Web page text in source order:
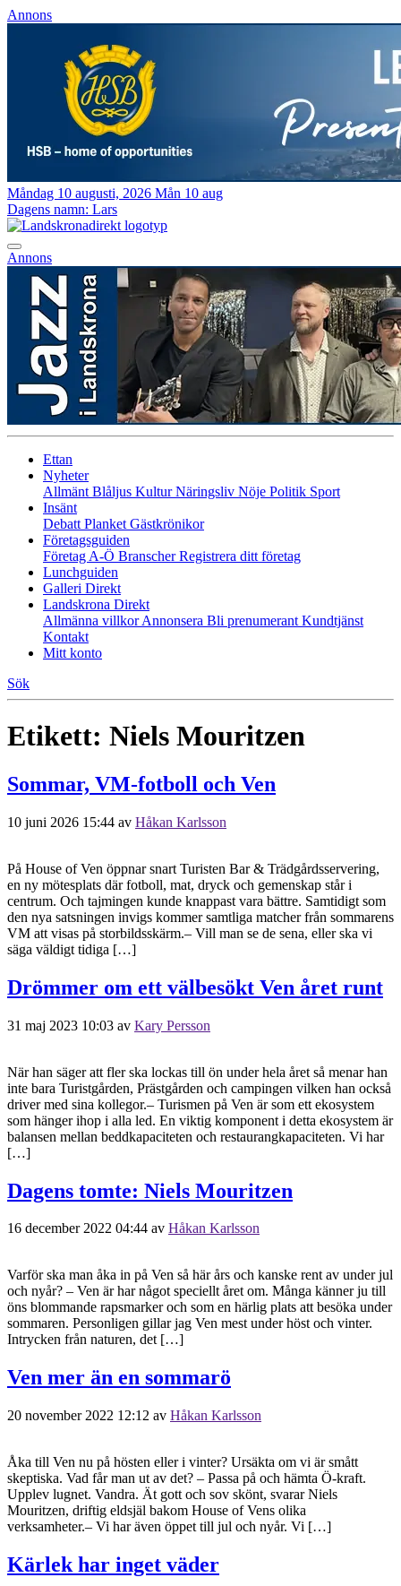
Annons
Måndag 10 augusti, 2026 Mån 10 aug
Dagens namn: Lars
Annons
Ettan
Nyheter
Allmänt Blåljus KulturNäringsliv Nöje Politik Sport
Insänt
Debatt Planket Gästkrönikor
Företagsguiden
Företag A-Ö BranscherRegistrera ditt företag
Lunchguiden
Galleri Direkt
Landskrona Direkt
Allmänna villkorAnnonsera Bli prenumerant Kundtjänst
Kontakt
Mitt konto
Sök
Etikett: Niels Mouritzen
Sommar, VM-fotboll och Ven
10 juni 2026 15:44 av Håkan Karlsson
På House of Ven öppnar snart Turisten Bar & Trädgårdsservering,
en ny mötesplats där fotboll, mat, dryck och gemenskap står i
centrum. Och tajmingen kunde knappast vara bättre. Samtidigt som
den nya satsningen invigs kommer samtliga matcher från sommarens
VM att visas på storbildsskärm.– Vill man se de sena, eller ska vi
säga väldigt tidiga […]
Drömmer om ett välbesökt Ven året runt
31 maj 2023 10:03 av Kary Persson
När han säger att fler ska lockas till ön under hela året så menar han
inte bara Turistgården, Prästgården och campingen vilken han också
driver med sina kollegor.– Turismen på Ven är som ett ekosystem
som hänger ihop i alla led. En viktig komponent i detta ekosystem är
balansen mellan beddkapaciteten och restaurangkapaciteten. Vi har
[…]
Dagens tomte: Niels Mouritzen
16 december 2022 04:44 av Håkan Karlsson
Varför ska man åka in på Ven så här års och kanske rent av under jul
och nyår? – Ven är har något speciellt året om. Många känner ju till
öns blommande rapsmarker och som en härlig plats att besöka under
sommaren. Personligen gillar jag Ven mest under höst och vinter.
Intrycken från naturen, det […]
Ven mer än en sommarö
20 november 2022 12:12 av Håkan Karlsson
Åka till Ven nu på hösten eller i vinter? Ursäkta om vi är smått
skeptiska. Vad får man ut av det? – Passa på och hämta Ö-kraft.
Upplev lugnet. Vandra. Ät gott och sov skönt, svarar Niels
Mouritzen, driftig eldsjäl bakom House of Vens olika
verksamheter.– Vi har även öppet till jul och nyår. Vi […]
Kärlek har inget väder